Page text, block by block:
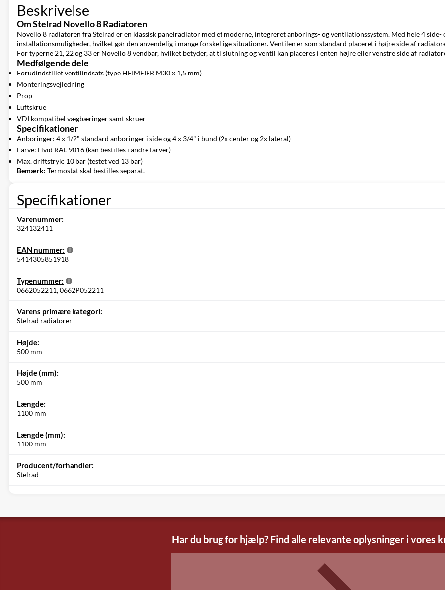
Beskrivelse
Om Stelrad Novello 8 Radiatoren
Novello 8 radiatoren fra Stelrad er en klassisk panelradiator med et moderne, integreret anborings- og ventilationssystem. Med hele 4
installationsmuligheder, hvilket gør den anvendelig i mange forskellige situationer. Ventilen er som standard placeret i højre side af
For typerne 21, 22 og 33 er Novello 8 vendbar, hvilket betyder, at tilslutning og ventil kan placeres i enten højre eller venstre side af
Medfølgende dele
Forudindstillet ventilindsats (type HEIMEIER M30 x 1,5 mm)
Monteringsvejledning
Prop
Luftskrue
VDI kompatibel vægbæringer samt skruer
Specifikationer
Anboringer: 4 x 1/2" standard anboringer i side og 4 x 3/4" i bund (2x center og 2x lateral)
Farve: Hvid RAL 9016 (kan bestilles i andre farver)
Max. driftstryk: 10 bar (testet ved 13 bar)
Bemærk: Termostat skal bestilles separat.
Specifikationer
Varenummer:
324132411
EAN nummer:
5414305851918
Typenummer:
0662052211, 0662P052211
Varens primære kategori:
Stelrad radiatorer
Højde:
500 mm
Højde (mm):
500 mm
Længde:
1100 mm
Længde (mm):
1100 mm
Producent/forhandler:
Stelrad
Har du brug for hjælp? Find alle relevante oplysninger i vores